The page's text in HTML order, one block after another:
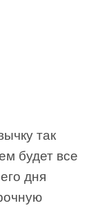
так
будет все
дня